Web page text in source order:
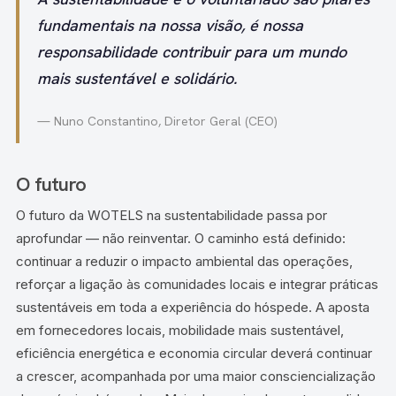
fundamentais na nossa visão, é nossa
responsabilidade contribuir para um mundo
mais sustentável e solidário.
— Nuno Constantino, Diretor Geral (CEO)
O futuro
O futuro da WOTELS na sustentabilidade passa por
aprofundar — não reinventar. O caminho está definido:
continuar a reduzir o impacto ambiental das operações,
reforçar a ligação às comunidades locais e integrar práticas
sustentáveis em toda a experiência do hóspede. A aposta
em fornecedores locais, mobilidade mais sustentável,
eficiência energética e economia circular deverá continuar
a crescer, acompanhada por uma maior consciencialização